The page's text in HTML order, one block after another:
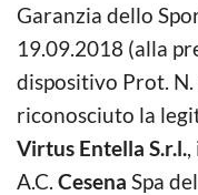
Garanzia dello
19.09.2018 (alla
dispositivo Prot.
riconosciuto la
Virtus Entella S.r.l.,
A.C. Cesena Spa